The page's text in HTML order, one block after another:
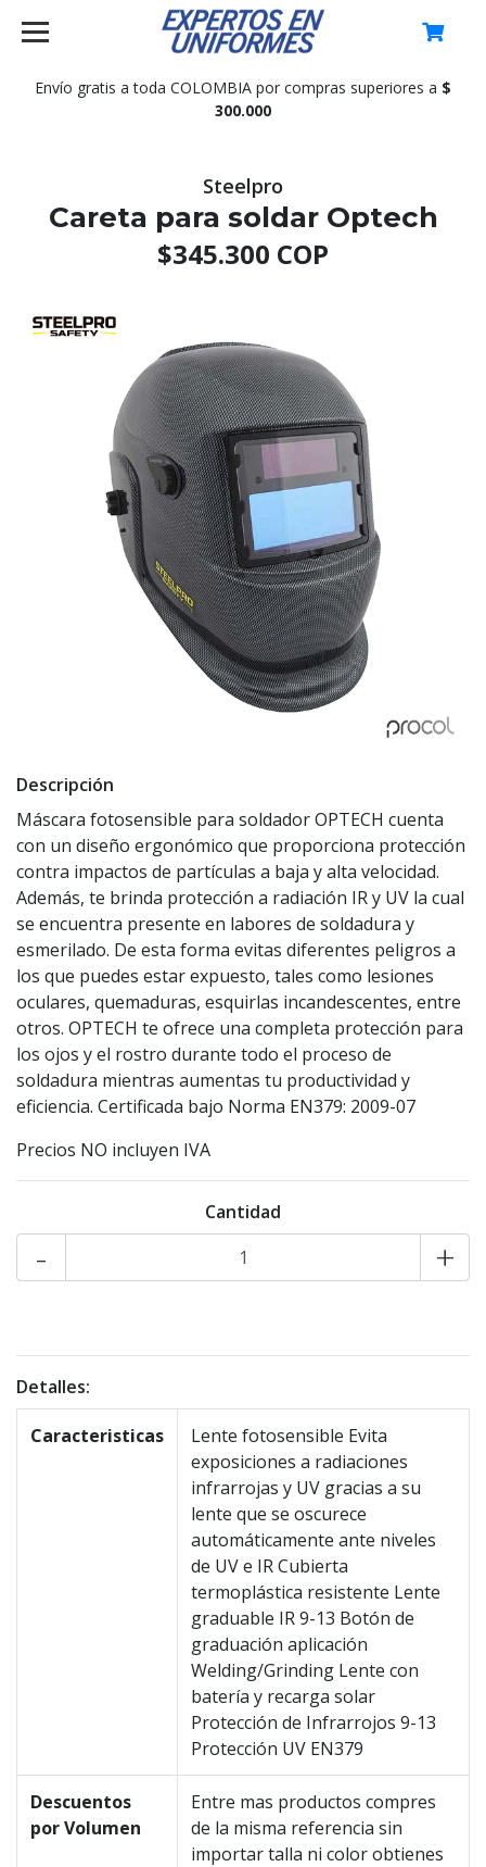
Envío gratis a toda COLOMBIA por compras superiores a $
300.000
Steelpro
Careta para soldar Optech
$345.300 COP
Descripción
Máscara fotosensible para soldador OPTECH cuenta
con un diseño ergonómico que proporciona protección
contra impactos de partículas a baja y alta velocidad.
Además, te brinda protección a radiación IR y UV la cual
se encuentra presente en labores de soldadura y
esmerilado. De esta forma evitas diferentes peligros a
los que puedes estar expuesto, tales como lesiones
oculares, quemaduras, esquirlas incandescentes, entre
otros. OPTECH te ofrece una completa protección para
los ojos y el rostro durante todo el proceso de
soldadura mientras aumentas tu productividad y
eficiencia. Certificada bajo Norma EN379: 2009-07
Precios NO incluyen IVA
Cantidad
+
-
Detalles:
Caracteristicas
Lente fotosensible Evita
exposiciones a radiaciones
infrarrojas y UV gracias a su
lente que se oscurece
automáticamente ante niveles
de UV e IR Cubierta
termoplástica resistente Lente
graduable IR 9-13 Botón de
graduación aplicación
Welding/Grinding Lente con
batería y recarga solar
Protección de Infrarrojos 9-13
Protección UV EN379
Descuentos
por Volumen
Entre mas productos compres
de la misma referencia sin
importar talla ni color obtienes